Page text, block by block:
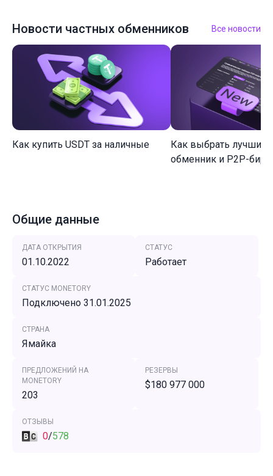
Новости частных обменников Все новости
Как купить USDT за наличные
Как выбрать лучший
обменник и P2P-
Общие данные
ДАТА ОТКРЫТИЯ
01.10.2022
СТАТУС
Работает
СТАТУС MONETORY
Подключено 31.01.2025
СТРАНА
Ямайка
ПРЕДЛОЖЕНИЙ НА
MONETORY
203
РЕЗЕРВЫ
$180 977 000
ОТЗЫВЫ
0/578